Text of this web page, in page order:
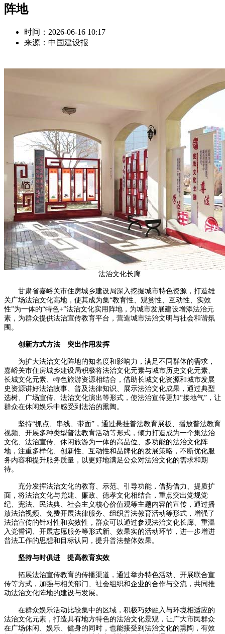
阵地
时间：2026-06-16 10:17
来源：中国建设报
法治文化长廊
甘肃省嘉峪关市住房城乡建设局深入挖掘城市特色资源，打造雄
关广场法治文化高地，使其成为集“教育性、观赏性、互动性、实效
性”为一体的“特色+”法治文化实用阵地，为城市发展建设增添法治元
素，为群众提供法治宣传教育平台，营造城市法治文明与社会和谐氛
围。
创新方式方法 突出作用发挥
为扩大法治文化阵地的知名度和影响力，满足不同群体的需求，
嘉峪关市住房城乡建设局积极将法治文化元素与城市历史文化元素、
长城文化元素、特色旅游资源相结合，借助长城文化资源和城市发展
史资源讲好法治故事、普及法律知识、展示法治文化成果，通过典型
选树、广场宣传、法治文化演出等形式，使法治宣传更加“接地气”，让
群众在休闲娱乐中感受到法治的熏陶。
坚持“抓点、串线、带面”，通过悬挂普法教育展板、播放普法教育
视频、开展多种类型普法教育活动等形式，倾力打造成为一个集法治
文化、法治宣传、休闲旅游为一体的高品位、多功能的法治文化阵
地，注重多样化、创新性、互动性和品牌化的发展策略，不断优化服
务内容和提升服务质量，以更好地满足公众对法治文化的需求和期
待。
充分发挥法治文化的教育、示范、引导功能，借势借力、提质扩
面，将法治文化与党建、廉政、德孝文化相结合，重点突出党规党
纪、宪法、民法典、社会主义核心价值观等主题内容的宣传，通过播
放法治视频、免费开展法律服务、组织普法教育活动等形式，增强了
法治宣传的针对性和实效性，群众可以通过参观法治文化长廊、重温
入党誓词、开展志愿服务等形式新、效果实的活动环节，进一步增进
普法工作的思想和目标认同，提升普法整体效果。
坚持与时俱进 提高教育实效
拓展法治宣传教育的传播渠道，通过举办特色活动、开展联合宣
传等方式，加强与相关部门、社会组织和企业的合作与交流，共同推
动法治文化阵地的建设与发展。
在群众娱乐活动比较集中的区域，积极巧妙融入与环境相适应的
法治文化元素，打造具有地方特色的法治文化景观，让广大市民群众
在广场休闲、娱乐、健身的同时，也能接受到法治文化的熏陶，有效